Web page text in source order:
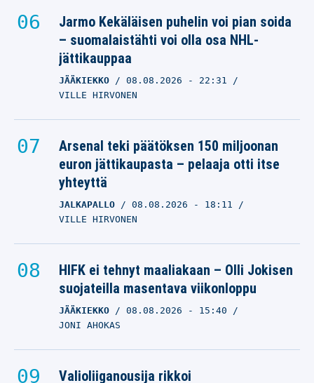
Jarmo Kekäläisen puhelin voi pian soida
– suomalaistähti voi olla osa NHL-
jättikauppaa
JÄÄKIEKKO 08.08.2026 - 22:31
VILLE HIRVONEN
Arsenal teki päätöksen 150 miljoonan
euron jättikaupasta – pelaaja otti itse
yhteyttä
JALKAPALLO 08.08.2026 - 18:11
VILLE HIRVONEN
HIFK ei tehnyt maaliakaan – Olli Jokisen
suojateilla masentava viikonloppu
JÄÄKIEKKO 08.08.2026 - 15:40
JONI AHOKAS
Valioliiganousija rikkoi